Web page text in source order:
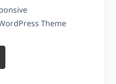
Theme